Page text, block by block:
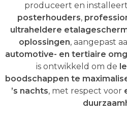
produceert en
posterhouders,
ultraheldere
oplossingen, aangepast
automotive- en tertiaire
is ontwikkeld om de
boodschappen te
’s nachts, met respect voor